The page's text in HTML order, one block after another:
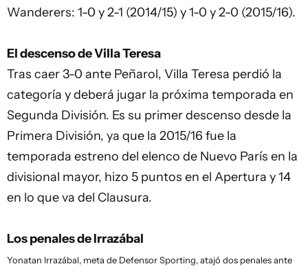
Wanderers: 1-0 y 2-1 (2014/15) y 1-0 y 2-0 (2015/16).
El descenso de Villa Teresa
Tras caer 3-0 ante Peñarol, Villa Teresa perdió la
categoría y deberá jugar la próxima temporada en
Segunda División. Es su primer descenso desde la
Primera División, ya que la 2015/16 fue la
temporada estreno del elenco de Nuevo París en la
divisional mayor, hizo 5 puntos en el Apertura y 14
en lo que va del Clausura.
Los penales de Irrazábal
Yonatan Irrazábal, meta de Defensor Sporting, atajó dos penales ante